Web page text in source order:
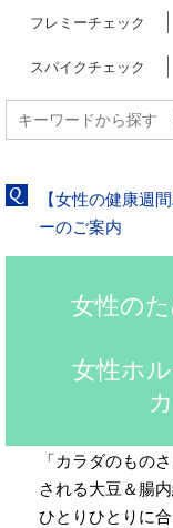
フレミーチェック
スパイクチェック
【女性の健康週
ーのご案内
女性の
女性ホ
「カラダのもの
される大豆＆腸
ひとりひとりに